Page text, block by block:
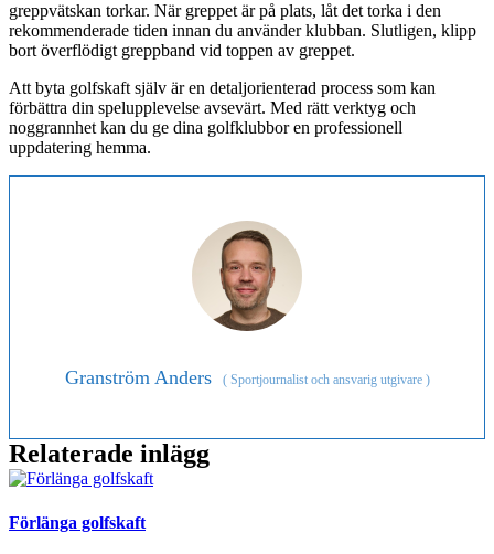
greppvätskan torkar. När greppet är på plats, låt det torka i den
rekommenderade tiden innan du använder klubban. Slutligen, klipp
bort överflödigt greppband vid toppen av greppet.
Att byta golfskaft själv är en detaljorienterad process som kan
förbättra din spelupplevelse avsevärt. Med rätt verktyg och
noggrannhet kan du ge dina golfklubbor en professionell
uppdatering hemma.
Granström Anders (Sportjournalist och ansvarig utgivare )
Relaterade inlägg
Förlänga golfskaft